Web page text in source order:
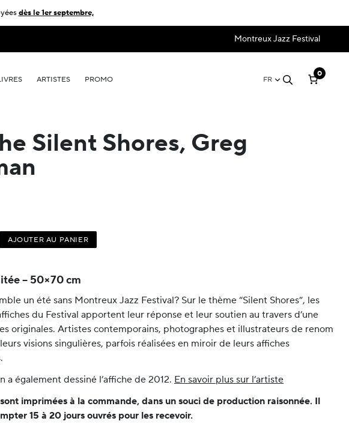
Montreux Jazz Festival
ARTISTES PROMO FR
0
Silent Shores, Greg
AJOUTER AU PANIER
– 50×70 cm
un été sans Montreux Jazz Festival? Sur le thème “Silent Shores”, les
du Festival apportent leur réponse et leur soutien au travers d’une
originales. Artistes contemporains, photographes et illustrateurs de renom
visions singulières, parfois réalisées en miroir de leurs affiches
a également dessiné l’affiche de 2012. En savoir plus sur l’artiste
imprimées à la commande, dans un souci de production raisonnée. Il
15 à 20 jours ouvrés pour les recevoir.
dès le 1er septembre,